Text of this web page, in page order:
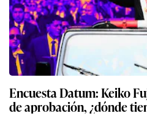
Encuesta Datum: Keiko
de aprobación, ¿dónde